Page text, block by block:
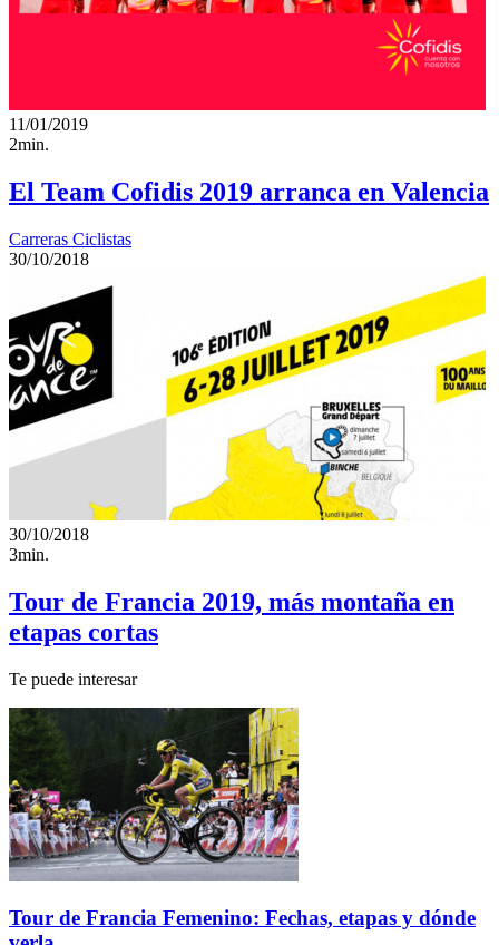
11/01/2019
2min.
El Team Cofidis 2019 arranca en Valencia
Carreras Ciclistas
30/10/2018
30/10/2018
3min.
Tour de Francia 2019, más montaña en
etapas cortas
Te puede interesar
Tour de Francia Femenino: Fechas, etapas y dónde